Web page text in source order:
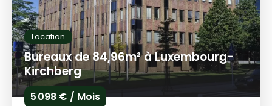
Location
Bureaux de 84,96m² à Luxembourg-
Kirchberg
5 098 € / Mois